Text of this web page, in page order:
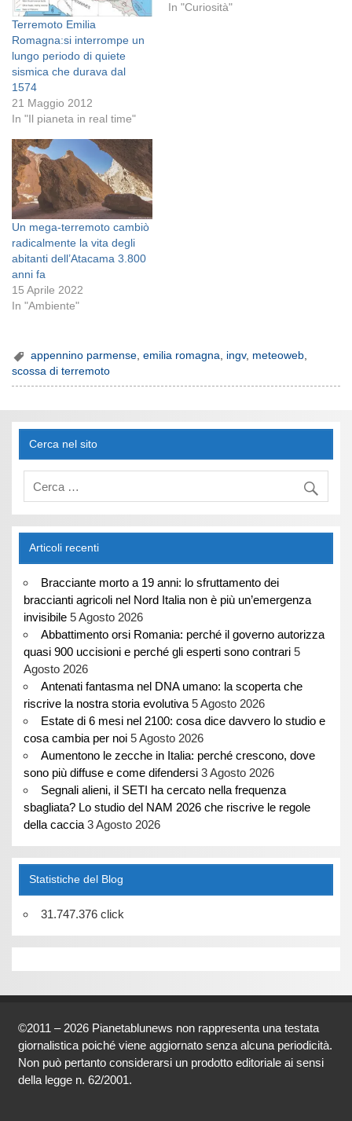
Terremoto Emilia
Romagna:si interrompe un
lungo periodo di quiete
sismica che durava dal
1574
21 Maggio 2012
In "Il pianeta in real time"
In "Curiosità"
Un mega-terremoto cambiò
radicalmente la vita degli
abitanti dell’Atacama 3.800
anni fa
15 Aprile 2022
In "Ambiente"
appennino parmense ,emilia romagna ingv, meteoweb
scossa di terremoto
Cerca nel sito
Articoli recenti
Bracciante morto a 19 anni: lo sfruttamento dei
braccianti agricoli nel Nord Italia non è più un’emergenza
invisibile 5 Agosto 2026
Abbattimento orsi Romania: perché il governo autorizza
quasi 900 uccisioni e perché gli esperti sono contrari 5
Agosto 2026
Antenati fantasma nel DNA umano: la scoperta che
riscrive la nostra storia evolutiva 5 Agosto 2026
Estate di 6 mesi nel 2100: cosa dice davvero lo studio e
cosa cambia per noi 5 Agosto 2026
Aumentono le zecche in Italia: perché crescono, dove
sono più diffuse e come difendersi 3 Agosto 2026
Segnali alieni, il SETI ha cercato nella frequenza
sbagliata? Lo studio del NAM 2026 che riscrive le regole
della caccia 3 Agosto 2026
Statistiche del Blog
31.747.376 click
©2011 – 2026 Pianetablunews non rappresenta una testata
giornalistica poiché viene aggiornato senza alcuna periodicità.
Non può pertanto considerarsi un prodotto editoriale ai sensi
della legge n. 62/2001.